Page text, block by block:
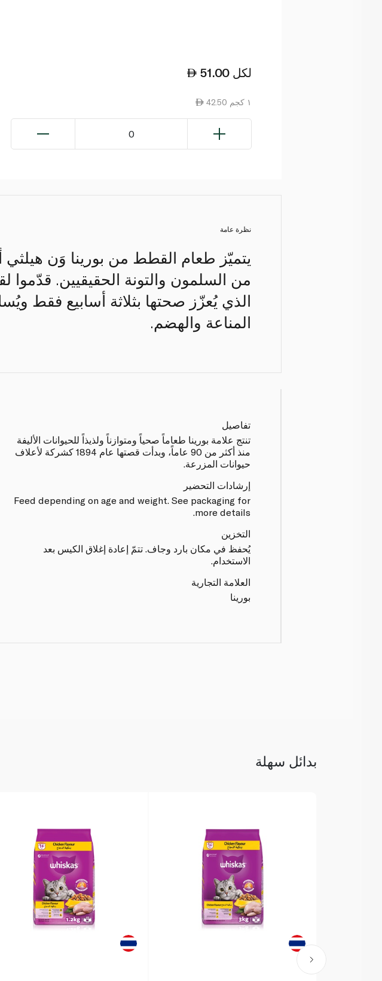
51.00 لكل
42.50 ١ كجم
0
نظرة عامة
يتميّز طعام القطط من بورينا وَن
من السلمون والتونة الحقيقيين.
الذي يُعزّز صحتها بثلاثة أسابيع فقط
المناعة والهضم.
تفاصيل
تنتج علامة بورينا طعاماً صحياً ومتوازناً ولذيذاً للحيوانات الأليفة
منذ أكثر من 90 عاماً، وبدأت قصتها عام 1894 كشركة لأعلاف
حيوانات المزرعة.
إرشادات التحضير
Feed depending on age and weight. See packaging for
more details.
التخزين
يُحفظ في مكان بارد وجاف. تتمّ إعادة إغلاق الكيس بعد
الاستخدام.
العلامة التجارية
بورينا
بدائل سهلة